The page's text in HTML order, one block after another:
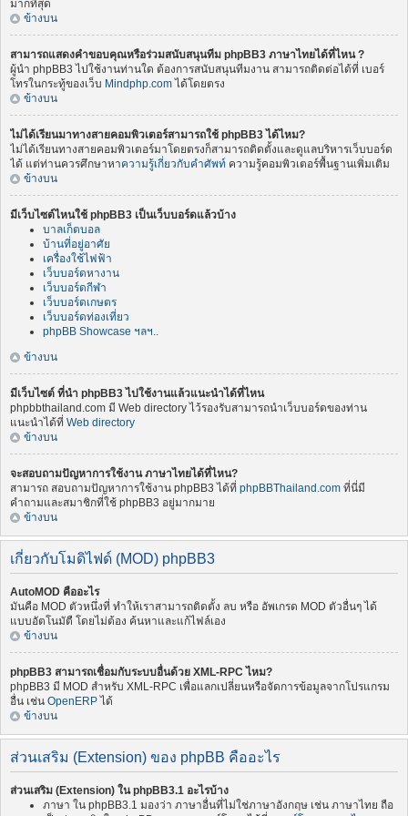
มากที่สุด
ข้างบน
สามารถแสดงคำขอบคุณหรือร่วมสนับสนุนทีม phpBB3 ภาษาไทยได้ที่ไหน ?
ผู้นำ phpBB3 ไปใช้งานท่านใด ต้องการสนับสนุนทีมงาน สามารถติดต่อได้ที่ เบอร์
โทรในกระทู้ของเว็บ Mindphp.com ได้โดยตรง
ข้างบน
ไม่ได้เรียนมาทางสายคอมพิวเตอร์สามารถใช้ phpBB3 ได้ไหม?
ไม่ได้เรียนทางสายคอมพิวเตอร์มาโดยตรงก็สามารถติดตั้งและดูแลบริหารเว็บบอร์ด
ได้ แต่ท่านควรศึกษาหาความรู้เกี่ยวกับคำศัพท์ ความรู้คอมพิวเตอร์พื้นฐานเพิ่มเติม
ข้างบน
มีเว็บไซต์ไหนใช้ phpBB3 เป็นเว็บบอร์ดแล้วบ้าง
บาลเก็ตบอล
บ้านที่อยู่อาศัย
เครื่องใช้ไฟฟ้า
เว็บบอร์ดหางาน
เว็บบอร์ดกีฬา
เว็บบอร์ดเกษตร
เว็บบอร์ดท่องเที่ยว
phpBB Showcase ฯลฯ..
ข้างบน
มีเว็บไซต์ ที่นำ phpBB3 ไปใช้งานแล้วแนะนำได้ที่ไหน
phpbbthailand.com มี Web directory ไว้รองรับสามารถนำเว็บบอร์ดของท่าน
แนะนำได้ที่ Web directory
ข้างบน
จะสอบถามปัญหาการใช้งาน ภาษาไทยได้ที่ไหน?
สามารถ สอบถามปัญหาการใช้งาน phpBB3 ได้ที่ phpBBThailand.com ที่นี่มี
คำถามและสมาชิกที่ใช้ phpBB3 อยู่มากมาย
ข้างบน
เกี่ยวกับโมดิไฟด์ (MOD) phpBB3
AutoMOD คืออะไร
มันคือ MOD ตัวหนึ่งที่ ทำให้เราสามารถติดตั้ง ลบ หรือ อัพเกรด MOD ตัวอื่นๆ ได้
แบบอัตโนมัตื โดยไม่ต้อง ค้นหาและแก้ไฟล์เอง
ข้างบน
phpBB3 สามารถเชื่อมกับระบบอื่นด้วย XML-RPC ไหม?
phpBB3 มี MOD สำหรับ XML-RPC เพื่อแลกเปลี่ยนหรือจัดการข้อมูลจากโปรแกรม
อื่น เช่น OpenERP ได้
ข้างบน
ส่วนเสริม (Extension) ของ phpBB คืออะไร
ส่วนเสริม (Extension) ใน phpBB3.1 อะไรบ้าง
ภาษา ใน phpBB3.1 มองว่า ภาษาอื่นที่ไม่ใช่ภาษาอังกฤษ เช่น ภาษาไทย ถือ